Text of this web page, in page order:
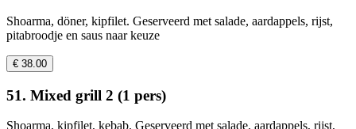
Shoarma, döner, kipfilet. Geserveerd met salade, aardappels, rijst,
pitabroodje en saus naar keuze
€ 38.00
51. Mixed grill 2 (1 pers)
Shoarma, kipfilet, kebab. Geserveerd met salade, aardappels, rijst,